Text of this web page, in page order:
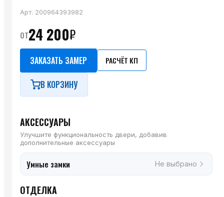
Арт. 200964393982
от24 200₽
ЗАКАЗАТЬ ЗАМЕР РАСЧЁТ КП
В КОРЗИНУ
АКСЕССУАРЫ
Улучшите функциональность двери, добавив
дополнительные аксессуары
Умные замки Не выбрано
ОТДЕЛКА